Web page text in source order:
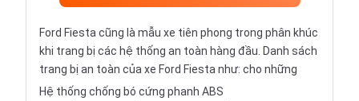
Ford Fiesta cũng là mẫu xe tiên phong trong phân khúc
khi trang bị các hệ thống an toàn hàng đầu. Danh sách
trang bị an toàn của xe Ford Fiesta như: cho những
Hệ thống chống bó cứng phanh ABS